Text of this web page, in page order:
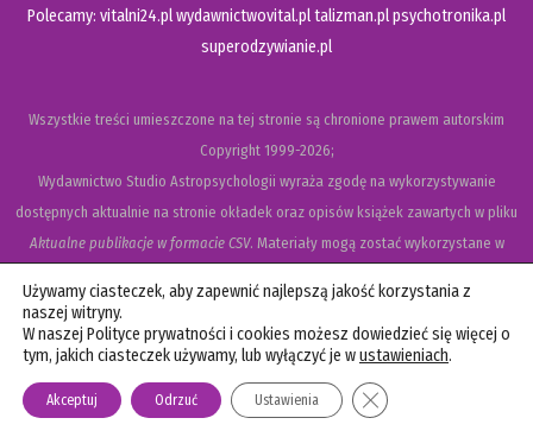
Polecamy: vitalni24.plwydawnictwovital.pltalizman.plpsychotronika.pl
superodzywianie.pl
Wszystkie treści umieszczone na tej stronie są chronione prawem autorskim
Copyright1999-2026;
Wydawnictwo Studio Astropsychologii wyraża zgodę na wykorzystywanie
dostępnych aktualnie na stronie okładek oraz opisów książek zawartych w pliku
Aktualne publikacje w formacie CSV. Materiały mogą zostać wykorzystane w
materiałach promujących legalną dystrybucję książek. Usunięcie materiału z ww.
strony internetowej, równoznaczne jest z cofnięciem udzielonej zgody.
Używamy ciasteczek, aby zapewnić najlepszą jakość korzystania z
naszej witryny.
W naszej Polityce prywatności i cookies możesz dowiedzieć się więcej o
tym, jakich ciasteczek używamy, lub wyłączyć je wustawieniach.
Akceptuj Odrzuć Ustawienia Zamknij panel